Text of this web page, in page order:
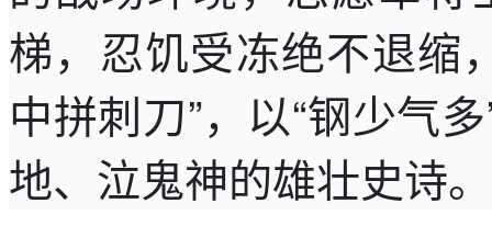
梯，忍饥受冻绝不退缩
中拼刺刀”，以“钢少气
地、泣鬼神的雄壮史诗。